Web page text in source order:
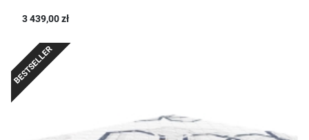
3 439,00 zł
BESTSELLER